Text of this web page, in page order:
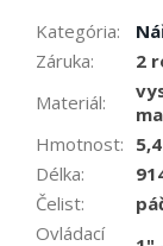
Kategória:
Záruka:
2
Materiál:
Hmotnost:
Délka:
Čelist:
Ovládací